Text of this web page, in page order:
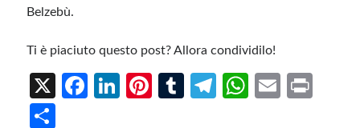
Belzebù.
Ti è piaciuto questo post? Allora condividilo!
X
Fa
Li
Pi
T
Te
W
E